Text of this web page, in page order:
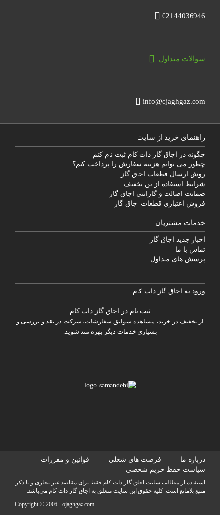
02144036946
سوالات متداول
info@ojaghgaz.com
راهنمای خرید از سایت
چگونه در اجاق گاز دات کام ثبت نام کنم
چطور می توانم هزینه سفارش را پرداخت کنم؟
روش ارسال قطعات اجاق گاز
شرایط استفاده از بن تخفیف
ضمانت اصالت و گارانتی اجاق گاز
فروش اعتباری قطعات اجاق گاز
خدمات مشتریان
اخبار جدید اجاق گاز
تماس با ما
پرسش های متداول
ورود به اجاق گاز دات کام
ثبت نام در اجاق گاز دات کام
از تخفیف در خرید، مشاهده سوابق سفارشات، شرکت در نقد و بررسی و
بسیاری خدمات دیگر بهره مند شوید.
درباره ما فرصت های شغلی
قوانین و مقررات
سیاست حفظ حریم شخصی
استفاده از مطالب سايت اجاق گاز دات کام فقط برای مقاصد غیر تجاری و با ذکر
منبع بلامانع است. کليه حقوق اين سايت متعلق به اجاق گاز دات کام می‌باشد.
Copyright © 2006 - ojaghgaz.com